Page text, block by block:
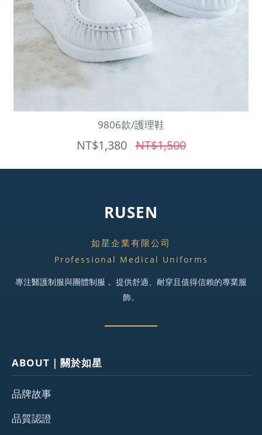
9806款/護理鞋
NT$1,380NT$1,500
RUSEN
如星企業有限公司
Professional Medical Uniforms
專注醫護制服與團體制服， 提供舒適、耐穿且值得信賴的專業服
飾。
ABOUT｜關於如星
品牌故事
品質認證